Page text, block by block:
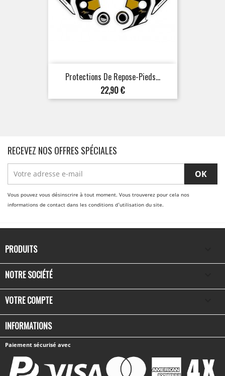
Protections De Repose-Pieds...
Prix
22,90 €
RECEVEZ NOS OFFRES SPÉCIALES
Vous pouvez vous désinscrire à tout moment. Vous trouverez pour cela nos
informations de contact dans les conditions d'utilisation du site.
PRODUITS
NOTRE SOCIÉTÉ
VOTRE COMPTE
INFORMATIONS
Paiement sécurisé avec